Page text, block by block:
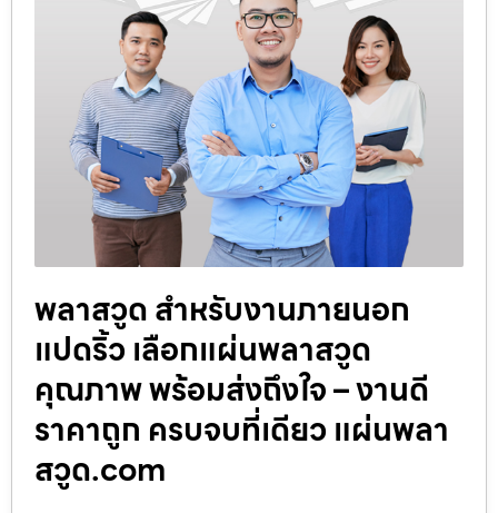
พลาสวูด สำหรับงานภายนอก
แปดริ้ว เลือกแผ่นพลาสวูด
คุณภาพ พร้อมส่งถึงใจ – งานดี
ราคาถูก ครบจบที่เดียว แผ่นพลา
สวูด.com